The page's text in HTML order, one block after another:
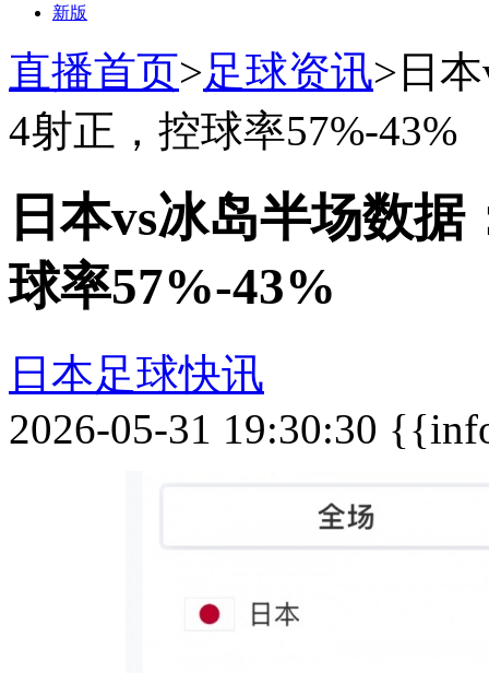
新版
直播首页>足球资讯>日
4射正，控球率57%-43%
日本vs冰岛半场数
球率57%-43%
日本足球快讯
2026-05-31 19:30:30